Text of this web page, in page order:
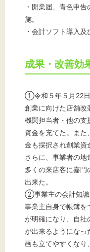
・開業届、青色申
施。
・会計ソフト導入及
成果・改善効
①令和５年５月22
創業に向けた店舗改
機関担当者・他の支
資金を充てた。また
金も採択され創業資
さらに、事業者の
多くの来店客に嘉
出来た。
②事業主の会計知識
事業主自身で帳簿を
が明確になり、自社
が出来るようになっ
画も立てやすくなり